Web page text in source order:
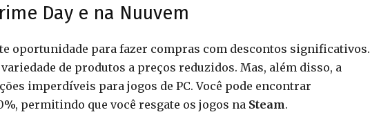
Day e na Nuuvem
oportunidade para fazer compras com descontos significativos.
de produtos a preços reduzidos. Mas, além disso, a
imperdíveis para jogos de PC. Você pode encontrar
permitindo que você resgate os jogos na Steam.